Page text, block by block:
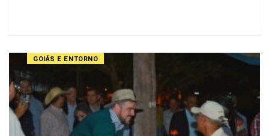
GOIÁS E ENTORNO